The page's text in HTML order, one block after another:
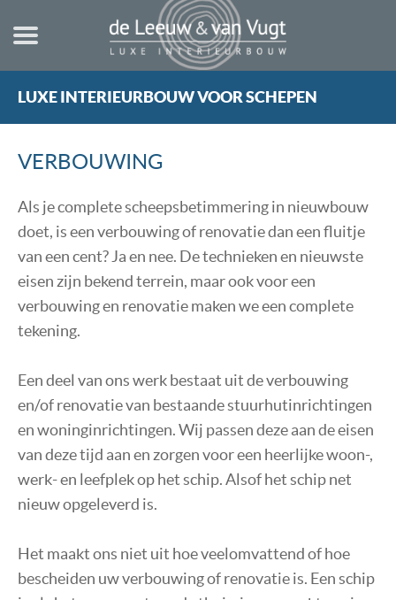
HOME
STUURHUT
VERBOUWING
TECHNISCHE INFORMATIE
REGELS & NORMEN
REFERENTIES
NIEUWS EN NIEUWSBRIEVEN
CONTACT
LUXE INTERIEURBOUW VOOR SCHEPEN
VERBOUWING
Als je complete scheepsbetimmering in nieuwbouw
doet, is een verbouwing of renovatie dan een fluitje
van een cent? Ja en nee. De technieken en nieuwste
eisen zijn bekend terrein, maar ook voor een
verbouwing en renovatie maken we een complete
tekening.
Een deel van ons werk bestaat uit de verbouwing
en/of renovatie van bestaande stuurhutinrichtingen
en woninginrichtingen. Wij passen deze aan de eisen
van deze tijd aan en zorgen voor een heerlijke woon-,
werk- en leefplek op het schip. Alsof het schip net
nieuw opgeleverd is.
Het maakt ons niet uit hoe veelomvattend of hoe
bescheiden uw verbouwing of renovatie is. Een schip